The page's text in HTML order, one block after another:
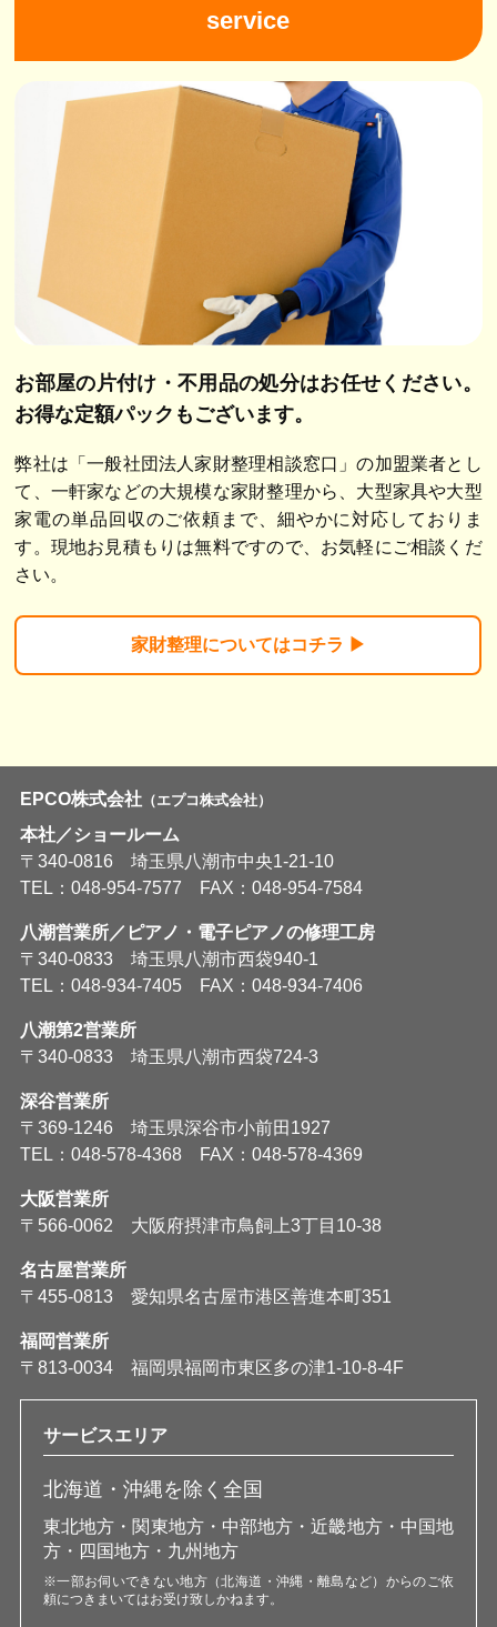
service
お部屋の片付け・不用品の処分はお任せください。
お得な定額パックもございます。
弊社は「一般社団法人家財整理相談窓口」の加盟業者とし
て、一軒家などの大規模な家財整理から、大型家具や大型
家電の単品回収のご依頼まで、細やかに対応しておりま
す。現地お見積もりは無料ですので、お気軽にご相談くだ
さい。
家財整理についてはコチラ ▶︎
EPCO株式会社（エプコ株式会社）
本社／ショールーム
〒340-0816 埼玉県八潮市中央1-21-10
TEL：048-954-7577 FAX：048-954-7584
八潮営業所／ピアノ・電子ピアノの修理工房
〒340-0833 埼玉県八潮市西袋940-1
TEL：048-934-7405 FAX：048-934-7406
八潮第2営業所
〒340-0833 埼玉県八潮市西袋724-3
深谷営業所
〒369-1246 埼玉県深谷市小前田1927
TEL：048-578-4368 FAX：048-578-4369
大阪営業所
〒566-0062 大阪府摂津市鳥飼上3丁目10-38
名古屋営業所
〒455-0813 愛知県名古屋市港区善進本町351
福岡営業所
〒813-0034 福岡県福岡市東区多の津1-10-8-4F
サービスエリア
北海道・沖縄を除く全国
東北地方・関東地方・中部地方・近畿地方・中国地
方・四国地方・九州地方
※一部お伺いできない地方（北海道・沖縄・離島など）からのご依
頼につきまいてはお受け致しかねます。